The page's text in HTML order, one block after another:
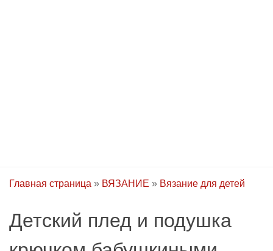
Главная страница » ВЯЗАНИЕ » Вязание для детей
Детский плед и подушка